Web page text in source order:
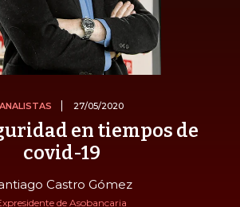
ANALISTAS 27/05/2020
en tiempos de
covid-19
Castro Gómez
de Asobancaria